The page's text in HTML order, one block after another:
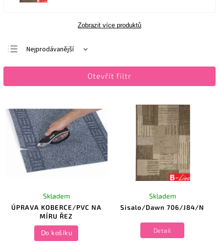
Zobrazit více produktů
Nejprodávanější
Nejlevnější
Otevřít filtr
ÚPRAVA KOBERCE/PVC NA
MÍRU ŘEZ
Skladem
Do košíku
Sisalo/Dawn 706/J84/N
Skladem
Detail